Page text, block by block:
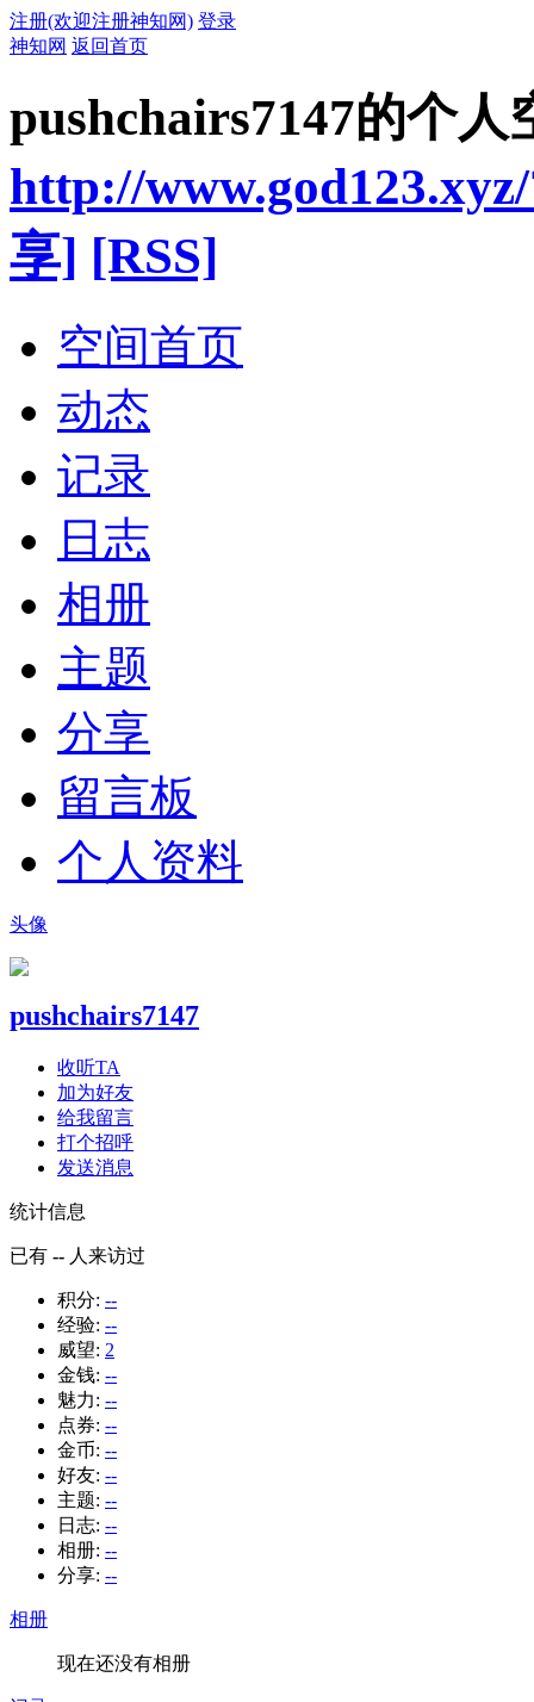
注册(欢迎注册神知网) 登录
神知网 返回首页
pushchairs7147的个人
http://
享] [RSS]
空间首页
动态
记录
日志
相册
主题
分享
留言板
个人资料
头像
pushchairs7147
收听TA
加为好友
给我留言
打个招呼
发送消息
统计信息
已有 -- 人来访过
积分: --
经验: --
威望: 2
金钱: --
魅力: --
点券: --
金币: --
好友: --
主题: --
日志: --
相册: --
分享: --
相册
现在还没有相册